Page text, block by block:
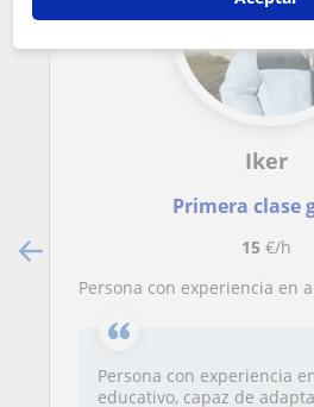
Iker
Primera clase
15€/h
Persona con experiencia en apoyo educativo a personas con
Persona con experiencia
educativo, capaz de